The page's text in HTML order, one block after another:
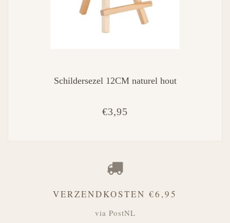
Schildersezel 12CM naturel hout
€3,95
VERZENDKOSTEN €6,95
via PostNL